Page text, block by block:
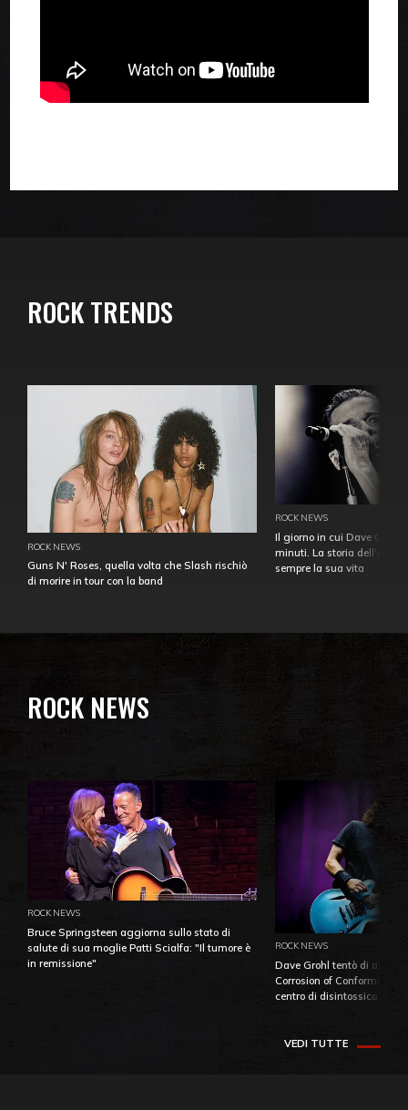
ROCK TRENDS
ROCK NEWS
Guns N' Roses, quella volta che Slash rischiò
di morire in tour con la band
ROCK NEWS
Il giorno in cui Dave
minuti. La storia
sempre la sua vita
ROCK NEWS
ROCK NEWS
Bruce Springsteen aggiorna sullo stato di
salute di sua moglie Patti Scialfa: "Il tumore è
in remissione"
ROCK NEWS
Dave Grohl tentò di
Corrosion of Conformity
centro di
VEDI TUTTE